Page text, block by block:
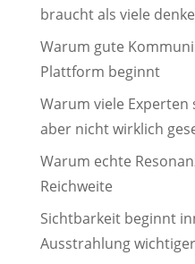
braucht als viele
Warum gute
Plattform beginnt
Warum viele
aber nicht wirklich
Warum echte
Reichweite
Sichtbarkeit beginnt
Ausstrahlung